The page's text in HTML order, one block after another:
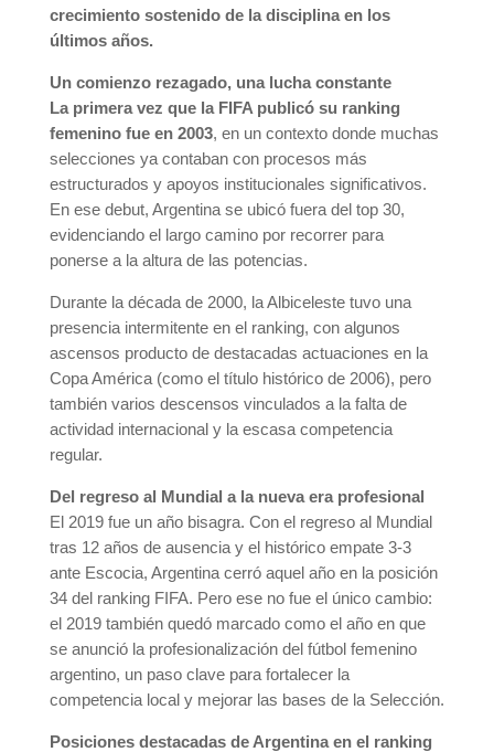
crecimiento sostenido de la disciplina en los
últimos años.
Un comienzo rezagado, una lucha constante
La primera vez que la FIFA publicó su ranking
femenino fue en 2003, en un contexto donde muchas
selecciones ya contaban con procesos más
estructurados y apoyos institucionales significativos.
En ese debut, Argentina se ubicó fuera del top 30,
evidenciando el largo camino por recorrer para
ponerse a la altura de las potencias.
Durante la década de 2000, la Albiceleste tuvo una
presencia intermitente en el ranking, con algunos
ascensos producto de destacadas actuaciones en la
Copa América (como el título histórico de 2006), pero
también varios descensos vinculados a la falta de
actividad internacional y la escasa competencia
regular.
Del regreso al Mundial a la nueva era profesional
El 2019 fue un año bisagra. Con el regreso al Mundial
tras 12 años de ausencia y el histórico empate 3-3
ante Escocia, Argentina cerró aquel año en la posición
34 del ranking FIFA. Pero ese no fue el único cambio:
el 2019 también quedó marcado como el año en que
se anunció la profesionalización del fútbol femenino
argentino, un paso clave para fortalecer la
competencia local y mejorar las bases de la Selección.
Posiciones destacadas de Argentina en el ranking